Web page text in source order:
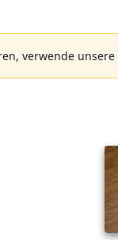
verwende unsere